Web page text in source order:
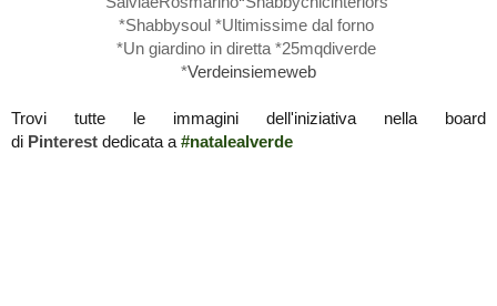
*Shabbysoul *Ultimissime dal forno
*Un giardino in diretta *25mqdiverde
*Verdeinsiemeweb
Trovi tutte le immagini dell'iniziativa nella board
di Pinterest dedicata a #natalealverde